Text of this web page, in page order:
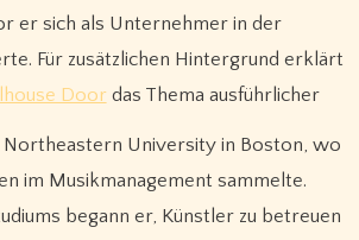
er sich als Unternehmer in der
Für zusätzlichen Hintergrund erklärt
Doordas Thema ausführlicher
Northeastern University in Boston, wo
im Musikmanagement sammelte.
begann er, Künstler zu betreuen